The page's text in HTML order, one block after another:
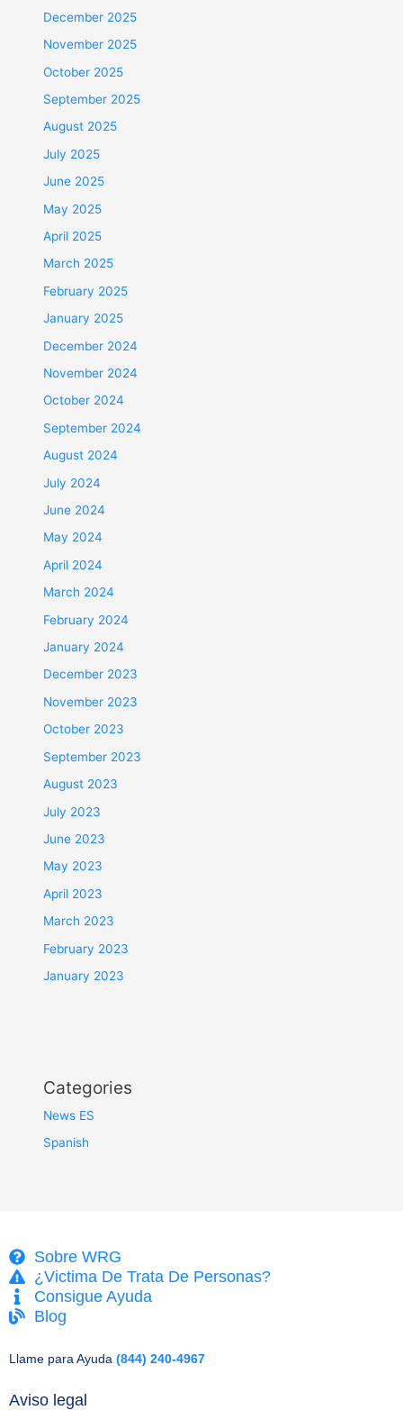
December 2025
November 2025
October 2025
September 2025
August 2025
July 2025
June 2025
May 2025
April 2025
March 2025
February 2025
January 2025
December 2024
November 2024
October 2024
September 2024
August 2024
July 2024
June 2024
May 2024
April 2024
March 2024
February 2024
January 2024
December 2023
November 2023
October 2023
September 2023
August 2023
July 2023
June 2023
May 2023
April 2023
March 2023
February 2023
January 2023
Categories
News ES
Spanish
Sobre WRG
¿Victima De Trata De Personas?
Consigue Ayuda
Blog
Llame para Ayuda (844) 240-4967
Aviso legal